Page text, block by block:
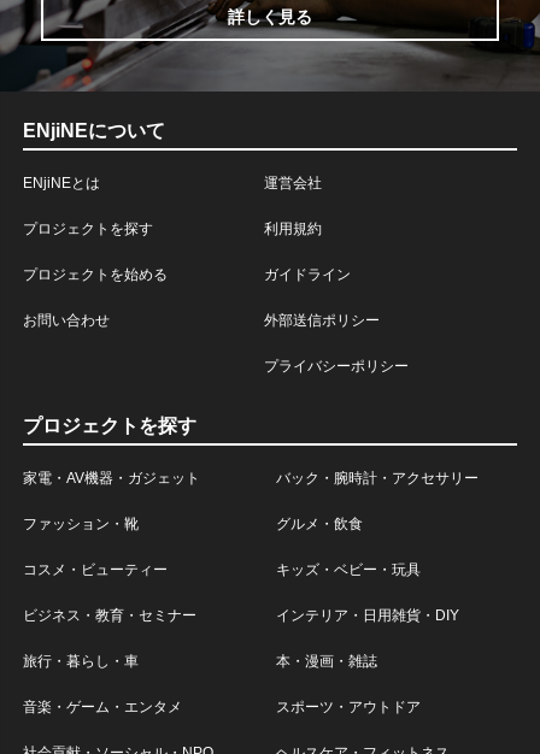
詳しく見る
ENjiNEについて
ENjiNEとは
プロジェクトを探す
プロジェクトを始める
お問い合わせ
運営会社
利用規約
ガイドライン
外部送信ポリシー
プライバシーポリシー
プロジェクトを探す
家電・AV機器・ガジェット バック・腕時計・アクセサリー
ファッション・靴 グルメ・飲食
コスメ・ビューティー キッズ・ベビー・玩具
ビジネス・教育・セミナー インテリア・日用雑貨・DIY
旅行・暮らし・車 本・漫画・雑誌
音楽・ゲーム・エンタメ スポーツ・アウトドア